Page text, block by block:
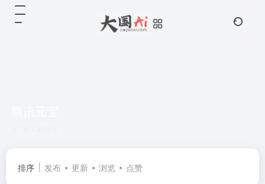
排序 发布 更新 浏览 点赞